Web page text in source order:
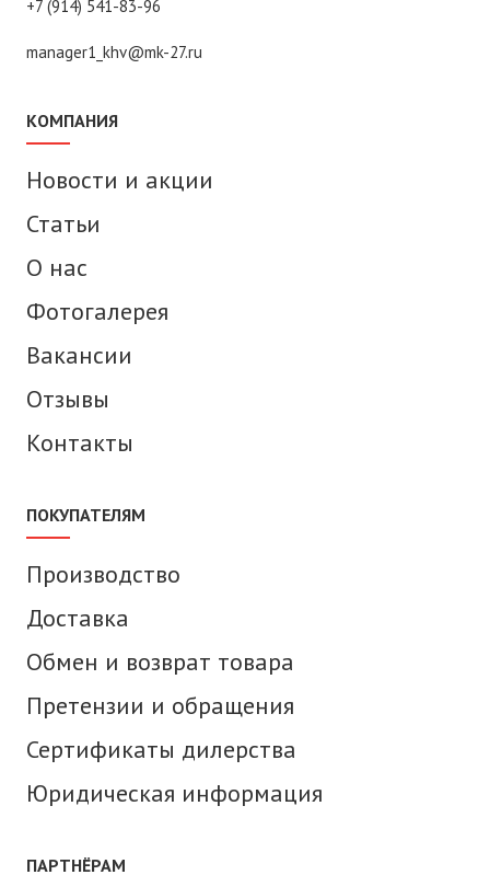
+7 (914) 541-83-96
manager1_khv@mk-27.ru
КОМПАНИЯ
Новости и акции
Статьи
О нас
Фотогалерея
Вакансии
Отзывы
Контакты
ПОКУПАТЕЛЯМ
Производство
Доставка
Обмен и возврат товара
Претензии и обращения
Сертификаты дилерства
Юридическая информация
ПАРТНЁРАМ